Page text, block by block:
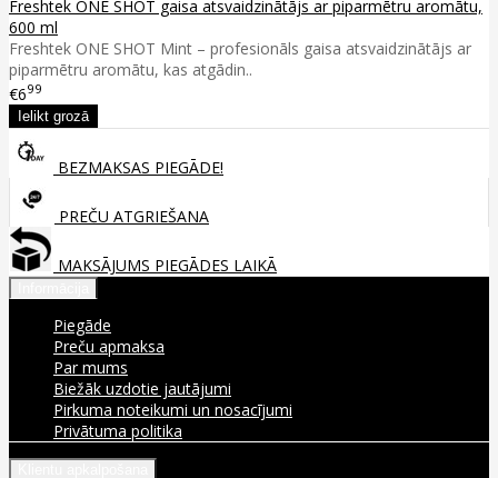
Freshtek ONE SHOT gaisa atsvaidzinātājs ar piparmētru aromātu,
600 ml
Freshtek ONE SHOT Mint – profesionāls gaisa atsvaidzinātājs ar
piparmētru aromātu, kas atgādin..
€699
BEZMAKSAS PIEGĀDE!
PREČU ATGRIEŠANA
MAKSĀJUMS PIEGĀDES LAIKĀ
Piegāde
Preču apmaksa
Par mums
Biežāk uzdotie jautājumi
Pirkuma noteikumi un nosacījumi
Privātuma politika